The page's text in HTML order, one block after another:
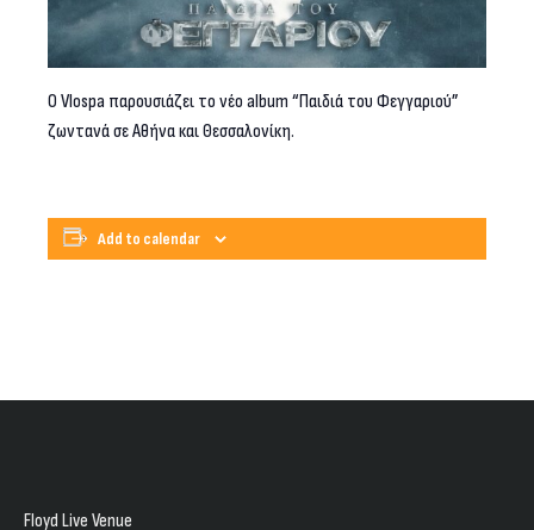
Ο Vlospa παρουσιάζει το νέο album “Παιδιά του Φεγγαριού”
ζωντανά σε Αθήνα και Θεσσαλονίκη.
Add to calendar
Floyd Live Venue